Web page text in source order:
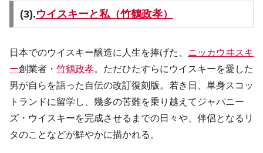
(3).ウイスキーと私（竹鶴政孝）
日本でのウイスキー醸造に人生を捧げた、 ニッカウヰスキ
ー創業者・ 竹鶴政孝。ただひたすらにウイスキーを愛した
男が自らを語った自伝の改訂復刻版。若き日、単身スコッ
トランドに留学し、幾多の苦難を乗り越えてジャパニー
ズ・ウイスキーを完成させるまでの日々や、伴侶となるリ
タのことなどが鮮やかに描かれる。